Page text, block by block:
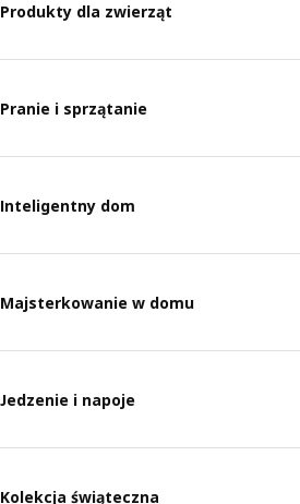
Produkty dla zwierząt
Pranie i sprzątanie
Inteligentny dom
Majsterkowanie w domu
Jedzenie i napoje
Kolekcja świąteczna